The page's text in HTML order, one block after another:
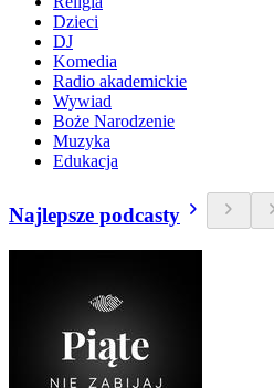
Dzieci
DJ
Komedia
Radio akademickie
Wywiad
Boże Narodzenie
Muzyka
Edukacja
Najlepsze podcasty